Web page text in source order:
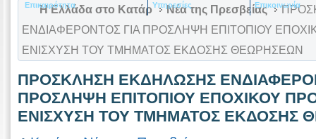
Επικαιρότητα Υπηρεσίες Επικοινωνία
Η Ελλάδα στο Κατάρ Νέα της Πρεσβείας
ΕΝΔΙΑΦΕΡΟΝΤΟΣ ΓΙΑ ΠΡΟΣΛΗΨΗ ΕΠΙΤΟΠΙΟΥ
ΕΝΙΣΧΥΣΗ ΤΟΥ ΤΜΗΜΑΤΟΣ ΕΚΔΟΣΗΣ ΘΕΩΡΗΣΕΩΝ
ΠΡΟΣΚΛΗΣΗ ΕΚΔΗΛΩΣΗΣ
ΠΡΟΣΛΗΨΗ ΕΠΙΤΟΠΙΟΥ ΕΠΟΧΙΚΟΥ
ΕΝΙΣΧΥΣΗ ΤΟΥ ΤΜΗΜΑΤΟΣ ΕΚΔΟΣΗΣ